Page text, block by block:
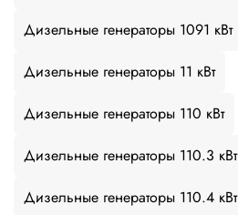
Дизельные генераторы 1091 кВт
Дизельные генераторы 11 кВт
Дизельные генераторы 110 кВт
Дизельные генераторы 110.3 кВт
Дизельные генераторы 110.4 кВт